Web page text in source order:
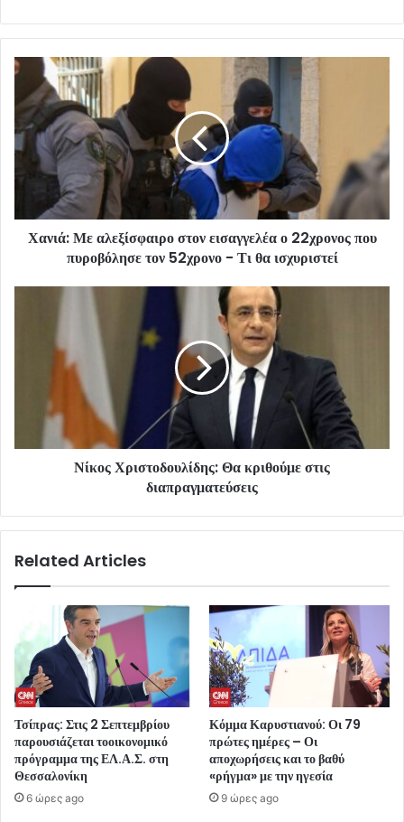
Χανιά: Με αλεξίσφαιρο στον εισαγγελέα ο 22χρονος που
πυροβόλησε τον 52χρονο - Τι θα ισχυριστεί
Νίκος Χριστοδουλίδης: Θα κριθούμε στις
διαπραγματεύσεις
Related Articles
Τσίπρας: Στις 2 Σεπτεμβρίου
παρουσιάζεται τοοικονομικό
πρόγραμμα της ΕΛ.Α.Σ. στη
Θεσσαλονίκη
6 ώρες ago
Κόμμα Καρυστιανού: Οι 79
πρώτες ημέρες – Οι
αποχωρήσεις και το βαθύ
«ρήγμα» με την ηγεσία
9 ώρες ago